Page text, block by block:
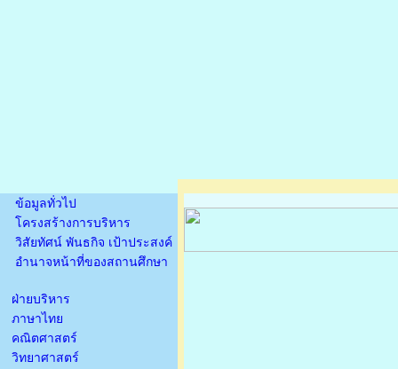
ข้อมูลทั่วไป
โครงสร้างการบริหาร
วิสัยทัศน์ พันธกิจ เป้าประสงค์
อำนาจหน้าที่ของสถานศึกษา
ฝ่ายบริหาร
ภาษาไทย
คณิตศาสตร์
วิทยาศาสตร์